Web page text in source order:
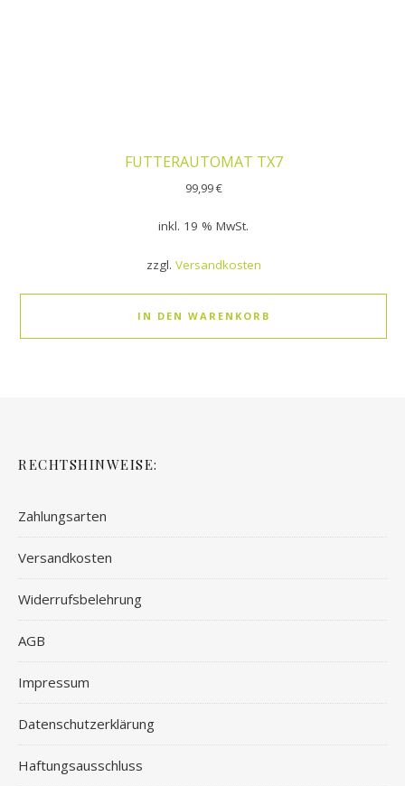
FUTTERAUTOMAT TX7
99,99€
inkl. 19 % MwSt.
zzgl. Versandkosten
IN DEN WARENKORB
RECHTSHINWEISE:
Zahlungsarten
Versandkosten
Widerrufsbelehrung
AGB
Impressum
Datenschutzerklärung
Haftungsausschluss